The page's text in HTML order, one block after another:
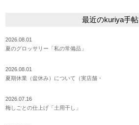
最近のkuriya手帖
2026.08.01
夏のグロッサリー「私の常備品」
2026.08.01
夏期休業（盆休み）について（実店舗・
2026.07.16
梅しごとの仕上げ「土用干し」